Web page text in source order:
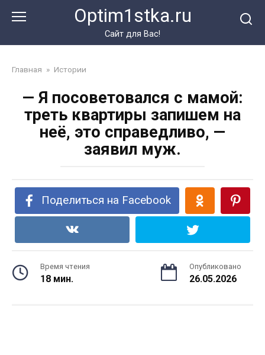
Optim1stka.ru
Сайт для Вас!
Главная » Истории
— Я посоветовался с мамой:
треть квартиры запишем на
неё, это справедливо, —
заявил муж.
Поделиться на Facebook
Время чтения
18 мин.
Опубликовано
26.05.2026